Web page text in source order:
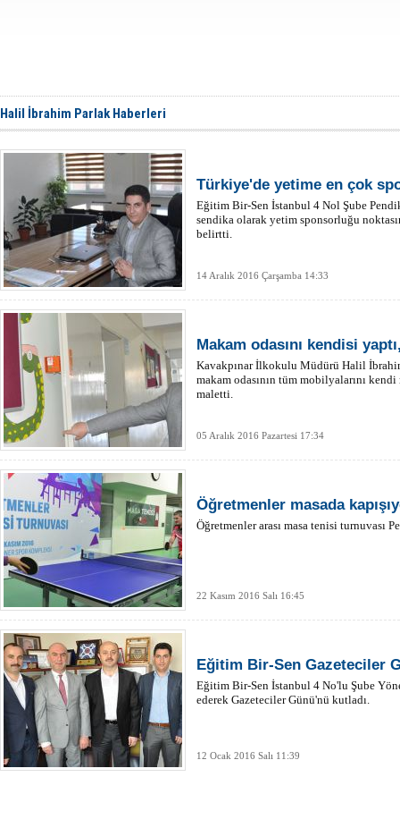
Halil İbrahim Parlak Haberleri
Türkiye'de yetime en çok
Eğitim Bir-Sen İstanbul 4 Nol Şube
sendika olarak yetim sponsorluğu
belirtti.
14 Aralık 2016 Çarşamba 14:33
Makam odasını kendisi
Kavakpınar İlkokulu Müdürü Halil
makam odasının tüm mobilyalarını
maletti.
05 Aralık 2016 Pazartesi 17:34
Öğretmenler masada
Öğretmenler arası masa tenisi turnuvası
22 Kasım 2016 Salı 16:45
Eğitim Bir-Sen Gazeteciler
Eğitim Bir-Sen İstanbul 4 No'lu Şube
ederek Gazeteciler Günü'nü kutladı.
12 Ocak 2016 Salı 11:39